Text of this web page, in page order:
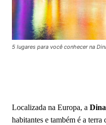
5 lugares para você conhecer na
Localizada na Europa, a
habitantes e também é a